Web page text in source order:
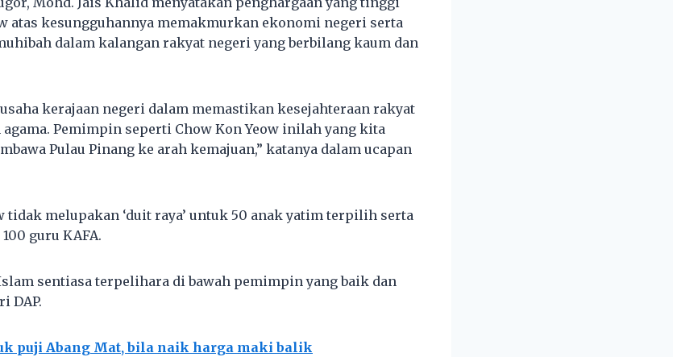
atas kesungguhannya memakmurkan ekonomi negeri serta
dalam kalangan rakyat negeri yang berbilang kaum dan
kerajaan negeri dalam memastikan kesejahteraan rakyat
Pemimpin seperti Chow Kon Yeow inilah yang kita
Pulau Pinang ke arah kemajuan,” katanya dalam ucapan
tidak melupakan ‘duit raya’ untuk 50 anak yatim terpilih serta
guru KAFA.
sentiasa terpelihara di bawah pemimpin yang baik dan
DAP.
puji Abang Mat, bila naik harga maki balik